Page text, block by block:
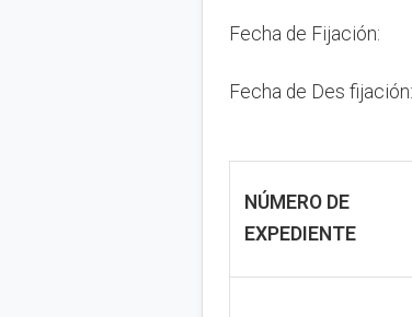
Fecha de Fijación:
Fecha de Des
NÚMERO DE
EXPEDIENTE